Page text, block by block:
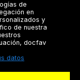
de
en
y
de nuestra
docfav
datos